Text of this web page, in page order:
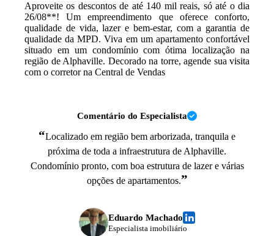
Aproveite os descontos de até 140 mil reais, só até o dia
26/08**! Um empreendimento que oferece conforto,
qualidade de vida, lazer e bem-estar, com a garantia de
qualidade da MPD. Viva em um apartamento confortável
situado em um condomínio com ótima localização na
região de Alphaville. Decorado na torre, agende sua visita
com o corretor na Central de Vendas
Comentário do Especialista
“Localizado em região bem arborizada, tranquila e
próxima de toda a infraestrutura de Alphaville.
Condomínio pronto, com boa estrutura de lazer e várias
opções de apartamentos.”
Eduardo Machado
Especialista imobiliário